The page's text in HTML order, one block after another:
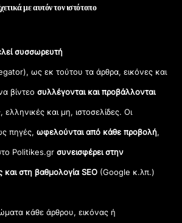
με αυτόν τον ιστότοπο
συσσωρευτή
ως εκ τούτου τα άρθρα, εικόνες και
βίντεοσυλλέγονται και προβάλλονται
ελληνικές και μη, ιστοσελίδες. Οι
πηγές,ωφελούνται από κάθε προβολή,
Politikes.gr συνεισφέρει στην
και στη βαθμολογία SEO (Google κ.λπ.)
κάθε άρθρου, εικόνας ή